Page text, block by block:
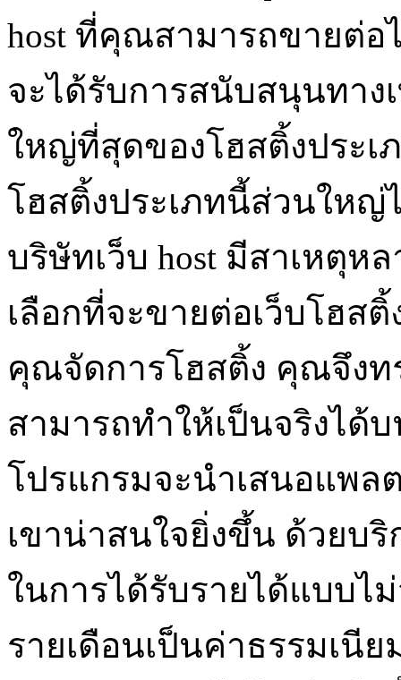
host ที่คุณสามารถขายต่
จะได้รับการสนับสนุนทาง
ใหญ่ที่สุดของโฮสติ้งประเ
โฮสติ้งประเภทนี้ส่วนใหญ่
บริษัทเว็บ host มีสาเหตุห
เลือกที่จะขายต่อเว็บโฮส
คุณจัดการโฮสติ้ง คุณจึง
สามารถทำให้เป็นจริงได้
โปรแกรมจะนำเสนอแพล
เขาน่าสนใจยิ่งขึ้น ด้วยบ
ในการได้รับรายได้แบบไ
รายเดือนเป็นค่าธรรมเนี